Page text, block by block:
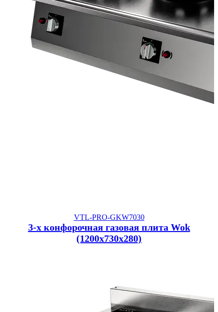
VTL-PRO-GKW7030
3-х конфорочная газовая плита Wok
(1200x730x280)